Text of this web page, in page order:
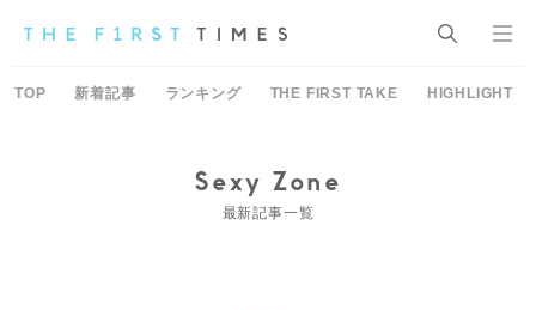
TOP 新着記事 ランキング THE FIRST TAKE HIGHLIGHT
Sexy Zone
最新記事一覧